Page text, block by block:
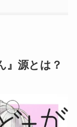
』源とは？